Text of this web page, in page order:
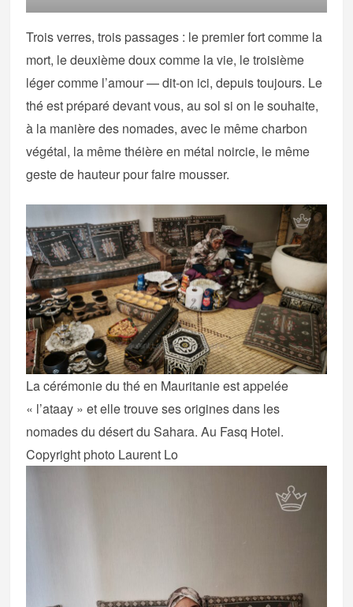
Trois verres, trois passages : le premier fort comme la
mort, le deuxième doux comme la vie, le troisième
léger comme l’amour — dit-on ici, depuis toujours. Le
thé est préparé devant vous, au sol si on le souhaite,
à la manière des nomades, avec le même charbon
végétal, la même théière en métal noircie, le même
geste de hauteur pour faire mousser.
La cérémonie du thé en Mauritanie est appelée
« l’ataay » et elle trouve ses origines dans les
nomades du désert du Sahara. Au Fasq Hotel.
Copyright photo Laurent Lo